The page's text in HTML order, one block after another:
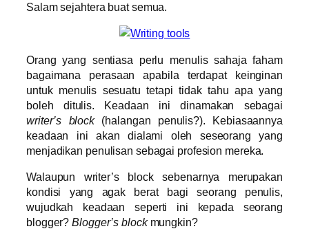
Salam sejahtera buat semua.
Orang yang sentiasa perlu menulis sahaja faham
bagaimana perasaan apabila terdapat keinginan
untuk menulis sesuatu tetapi tidak tahu apa yang
boleh ditulis. Keadaan ini dinamakan sebagai
writer’s block(halangan penulis?). Kebiasaannya
keadaan ini akan dialami oleh seseorang yang
menjadikan penulisan sebagai profesion mereka.
Walaupun writer’s block sebenarnya merupakan
kondisi yang agak berat bagi seorang penulis,
wujudkah keadaan seperti ini kepada seorang
blogger?Blogger’s blockmungkin?